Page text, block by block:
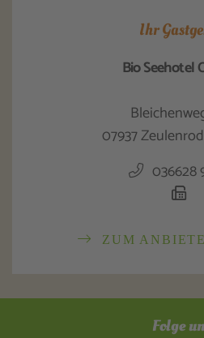
Ihr
Bio Seehotel
07937
036628
ZUM
Folge